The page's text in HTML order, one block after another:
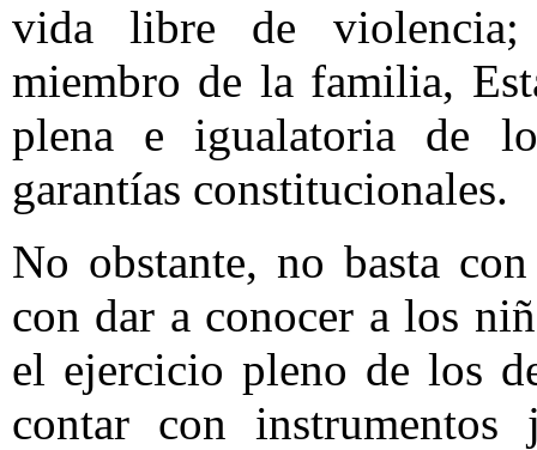
vida libre de violencia;
miembro de la familia,
plena e igualatoria de
garantías constitucionales.
No obstante, no basta
con dar a conocer a los
el ejercicio pleno de los
contar con instrumentos